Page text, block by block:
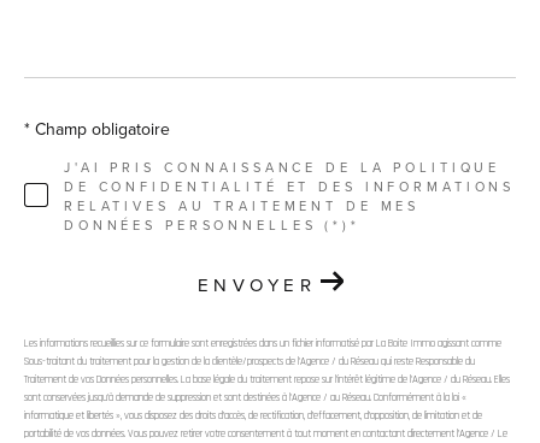
J'AI PRIS CONNAISSANCE DE LA POLITIQUE
DE CONFIDENTIALITÉ ET DES INFORMATIONS
RELATIVES AU TRAITEMENT DE MES
DONNÉES PERSONNELLES (*)*
* Champ obligatoire
ENVOYER
Les informations recueillies sur ce formulaire sont enregistrées dans un fichier informatisé par La Boite Immo agissant comme
Sous-traitant du traitement pour la gestion de la clientèle/prospects de l'Agence / du Réseau qui reste Responsable du
Traitement de vos Données personnelles. La base légale du traitement repose sur l'intérêt légitime de l'Agence / du Réseau. Elles
sont conservées jusqu'à demande de suppression et sont destinées à l'Agence / au Réseau. Conformément à la loi «
informatique et libertés », vous disposez des droits d’accès, de rectification, d’effacement, d’opposition, de limitation et de
portabilité de vos données. Vous pouvez retirer votre consentement à tout moment en contactant directement l’Agence / Le